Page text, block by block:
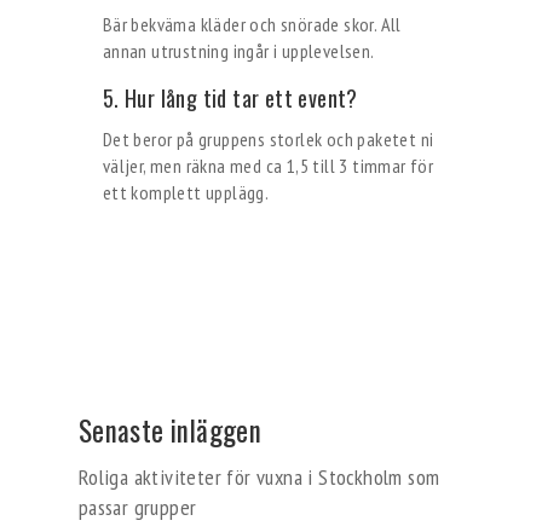
Bär bekväma kläder och snörade skor. All
annan utrustning ingår i upplevelsen.
5. Hur lång tid tar ett event?
Det beror på gruppens storlek och paketet ni
väljer, men räkna med ca 1,5 till 3 timmar för
ett komplett upplägg.
Senaste inläggen
Roliga aktiviteter för vuxna i Stockholm som
passar grupper